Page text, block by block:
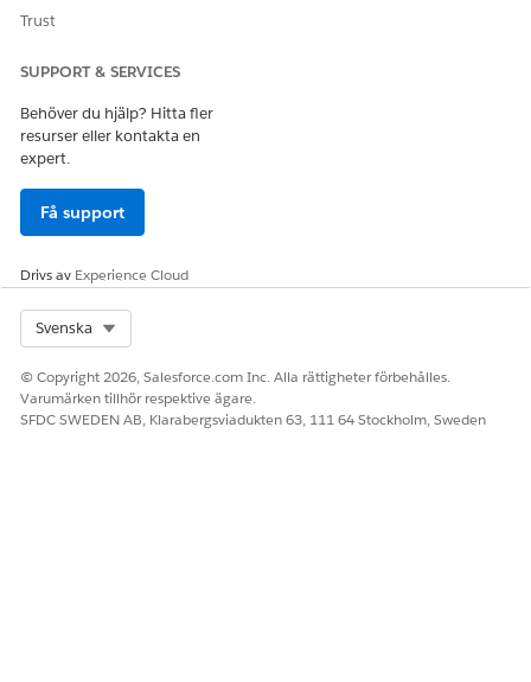
Trust
SUPPORT & SERVICES
Behöver du hjälp? Hitta fler
resurser eller kontakta en
expert.
Få support
Drivs av Experience Cloud
Svenska
© Copyright 2026, Salesforce.com Inc. Alla rättigheter förbehålles.
Varumärken tillhör respektive ägare.
SFDC SWEDEN AB, Klarabergsviadukten 63, 111 64 Stockholm, Sweden